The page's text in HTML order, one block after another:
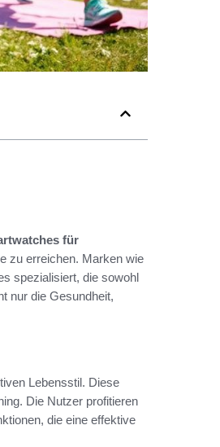
für
zu erreichen. Marken wie
spezialisiert, die sowohl
nur die Gesundheit,
Lebensstil. Diese
Die Nutzer profitieren
die eine effektive